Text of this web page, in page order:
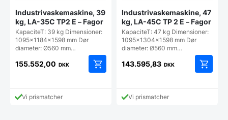
Industrivaskemaskine, 39
kg, LA-35C TP2 E – Fagor
KapaciteT: 39 kg Dimensioner:
1095x1184x1598 mm Dør
diameter: Ø560 mm…
155.552,00 DKK
Vi prismatcher
Industrivaskemaskine, 47
kg, LA-45C TP 2 E – Fagor
KapaciteT: 47 kg Dimensioner:
1095x1304x1598 mm Dør
diameter: Ø560 mm…
143.595,83 DKK
Vi prismatcher